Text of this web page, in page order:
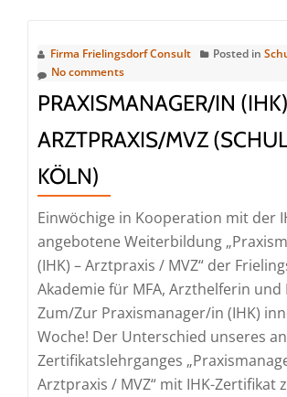
/
|
Köln)
Firma Frielingsdorf Consult Posted in
No comments
PRAXISMANAGER/IN
ARZTPRAXIS/MVZ
KÖLN)
Einwöchige in Kooperation mit der
angebotene Weiterbildung
(IHK) – Arztpraxis / MVZ“ der
Akademie für MFA, Arzthelferin und
Zum/Zur Praxismanager/in (IHK)
Woche! Der Unterschied unseres
Zertifikatslehrganges
Arztpraxis / MVZ“ mit IHK-Zertifikat